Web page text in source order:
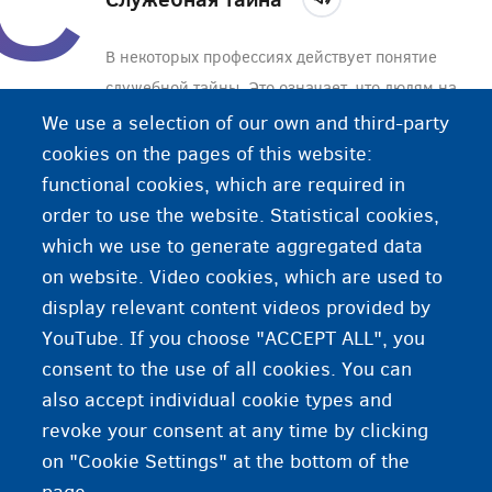
В некоторых профессиях действует понятие
служебной тайны. Это означает, что людям на
определенных должностях запрещается
раскрывать информацию, которая стала им
известна в связи с выполнением своей работы.
Речь идет о враче, фармацевте и социальном
работнике. В некоторых экстренных случаях
служебная тайна может быть нарушена.
We use a selection of our own and third-party
cookies on the pages of this website:
functional cookies, which are required in
order to use the website. Statistical cookies,
which we use to generate aggregated data
on website. Video cookies, which are used to
display relevant content videos provided by
YouTube. If you choose "ACCEPT ALL", you
consent to the use of all cookies. You can
also accept individual cookie types and
revoke your consent at any time by clicking
on "Cookie Settings" at the bottom of the